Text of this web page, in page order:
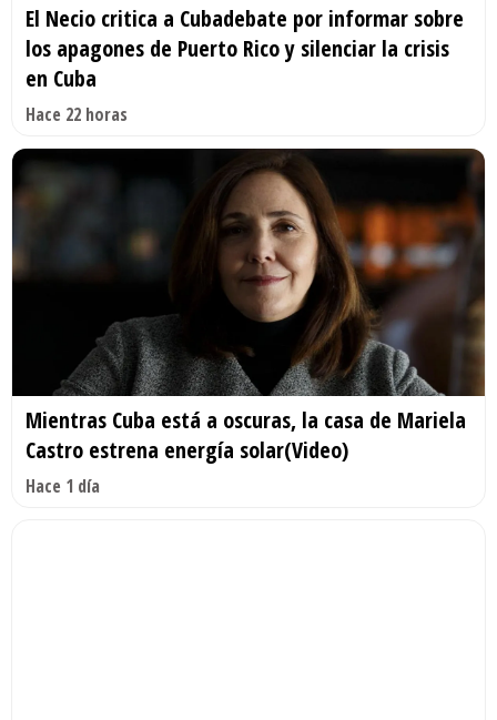
El Necio critica a Cubadebate por informar sobre
los apagones de Puerto Rico y silenciar la crisis
en Cuba
Hace 22 horas
Mientras Cuba está a oscuras, la casa de Mariela
Castro estrena energía solar(Video)
Hace 1 día